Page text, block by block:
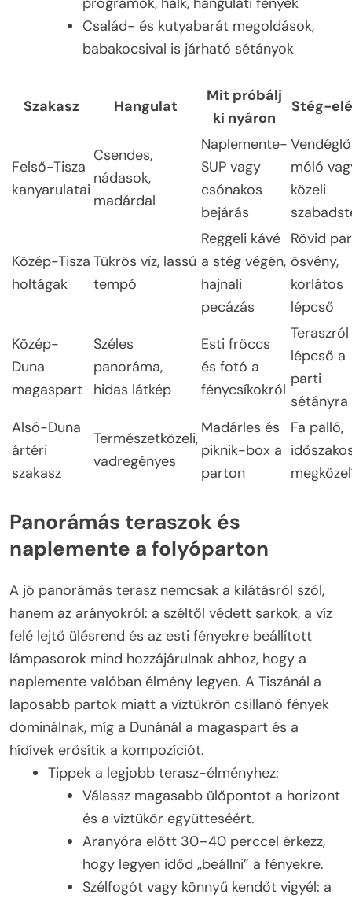
Család- és kutyabarát megoldások,
babakocsival is járható sétányok
Szakasz Hangulat
Mit próbálj
ki nyáron
Stég-
Felső-Tisza
kanyarulatai
Csendes,
nádasok,
madárdal
Naplemente-
SUP vagy
csónakos
bejárás
móló
közeli
Közép-Tisza
holtágak
Tükrös víz, lassú
tempó
Reggeli kávé
a stég végén,
hajnali
pecázás
Rövid
ösvény,
korlátos
lépcső
Közép-
Duna
magaspart
Széles
panoráma,
hidas látkép
Esti fröccs
és fotó a
fénycsíkokról
Teraszról
lépcső a
parti
sétányra
Alsó-Duna
ártéri
szakasz
Természetközeli,
vadregényes
Madárles és
piknik-box a
parton
Fa palló,
Panorámás teraszok és
naplemente a folyóparton
A jó panorámás terasz nemcsak a kilátásról szól,
hanem az arányokról: a széltől védett sarkok, a víz
felé lejtő ülésrend és az esti fényekre beállított
lámpasorok mind hozzájárulnak ahhoz, hogy a
naplemente valóban élmény legyen. A Tiszánál a
laposabb partok miatt a víztükrön csillanó fények
dominálnak, míg a Dunánál a magaspart és a
hídívek erősítik a kompozíciót.
Tippek a legjobb terasz-élményhez:
Válassz magasabb ülőpontot a horizont
és a víztükör együtteséért.
Aranyóra előtt 30–40 perccel érkezz,
hogy legyen időd „beállni” a fényekre.
Szélfogót vagy könnyű kendőt vigyél: a